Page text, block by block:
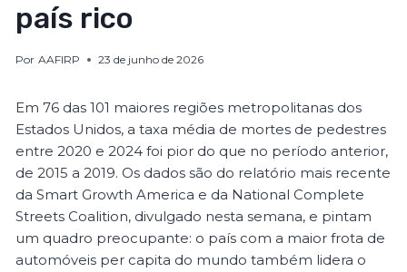
país rico
Por AAFIRP 23 de junho de 2026
Em 76 das 101 maiores regiões metropolitanas dos
Estados Unidos, a taxa média de mortes de pedestres
entre 2020 e 2024 foi pior do que no período anterior,
de 2015 a 2019. Os dados são do relatório mais recente
da Smart Growth America e da National Complete
Streets Coalition, divulgado nesta semana, e pintam
um quadro preocupante: o país com a maior frota de
automóveis per capita do mundo também lidera o